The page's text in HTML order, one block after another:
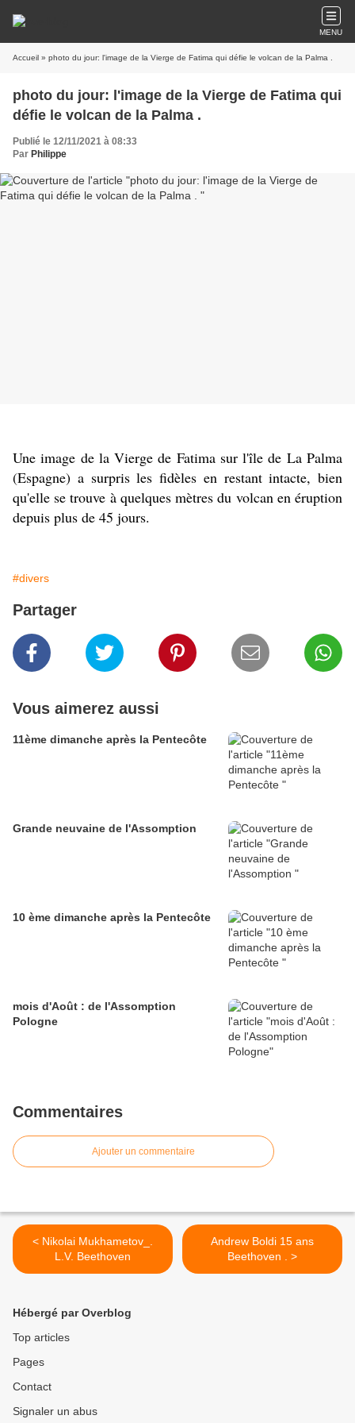
MENU
Accueil » photo du jour: l'image de la Vierge de Fatima qui défie le volcan de la Palma .
photo du jour: l'image de la Vierge de Fatima qui
défie le volcan de la Palma .
Publié le 12/11/2021 à 08:33
Par Philippe
Une image de la Vierge de Fatima sur l'île de La Palma
(Espagne) a surpris les fidèles en restant intacte, bien
qu'elle se trouve à quelques mètres du volcan en éruption
depuis plus de 45 jours.
#divers
Partager
Vous aimerez aussi
11ème dimanche après la Pentecôte
Grande neuvaine de l'Assomption
10 ème dimanche après la Pentecôte
mois d'Août : de l'Assomption
Pologne
Commentaires
Ajouter un commentaire
< Nikolai Mukhametov_.
L.V. Beethoven
Andrew Boldi 15 ans
Beethoven . >
Hébergé par Overblog
Top articles
Pages
Contact
Signaler un abus